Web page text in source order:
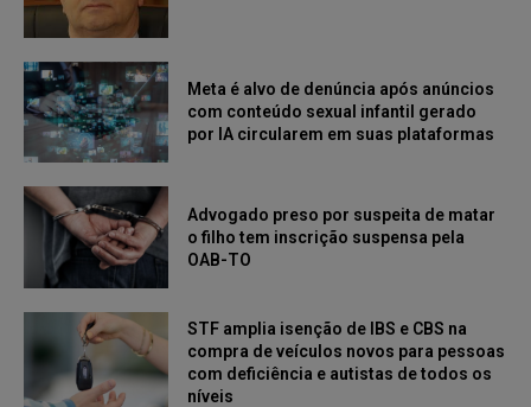
Meta é alvo de denúncia após anúncios
com conteúdo sexual infantil gerado
por IA circularem em suas plataformas
Advogado preso por suspeita de matar
o filho tem inscrição suspensa pela
OAB-TO
STF amplia isenção de IBS e CBS na
compra de veículos novos para pessoas
com deficiência e autistas de todos os
níveis